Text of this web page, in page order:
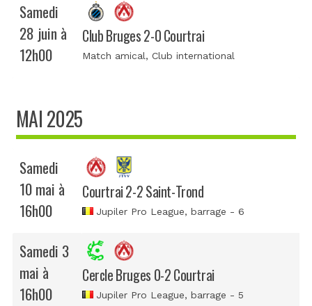
Samedi
28 juin à
12h00
Club Bruges 2-0 Courtrai
Match amical, Club international
MAI 2025
Samedi
10 mai à
16h00
Courtrai 2-2 Saint-Trond
Jupiler Pro League, barrage - 6
Samedi 3
mai à
16h00
Cercle Bruges 0-2 Courtrai
Jupiler Pro League, barrage - 5